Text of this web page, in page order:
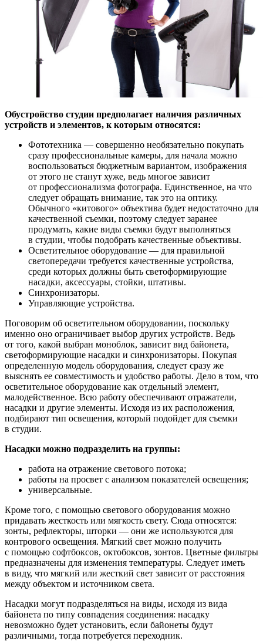
Обустройство студии предполагает наличия различных
устройств и элементов, к которым относятся:
Фототехника — совершенно необязательно покупать
сразу профессиональные камеры, для начала можно
воспользоваться бюджетным вариантом, изображения
от этого не станут хуже, ведь многое зависит
от профессионализма фотографа. Единственное, на что
следует обращать внимание, так это на оптику.
Обычного «китового» объектива будет недостаточно для
качественной съемки, поэтому следует заранее
продумать, какие виды съемки будут выполняться
в студии, чтобы подобрать качественные объективы.
Осветительное оборудование — для правильной
светопередачи требуется качественные устройства,
среди которых должны быть светоформирующие
насадки, аксессуары, стойки, штативы.
Синхронизаторы.
Управляющие устройства.
Поговорим об осветительном оборудовании, поскольку
именно оно ограничивает выбор других устройств. Ведь
от того, какой выбран моноблок, зависит вид байонета,
светоформирующие насадки и синхронизаторы. Покупая
определенную модель оборудования, следует сразу же
выяснять ее совместимость и удобство работы. Дело в том, что
осветительное оборудование как отдельный элемент,
малодейственное. Всю работу обеспечивают отражатели,
насадки и другие элементы. Исходя из их расположения,
подбирают тип освещения, который подойдет для съемки
в студии.
Насадки можно подразделить на группы:
работа на отражение светового потока;
работы на просвет с анализом показателей освещения;
универсальные.
Кроме того, с помощью светового оборудования можно
придавать жесткость или мягкость свету. Сюда относятся:
зонты, рефлекторы, шторки — они же используются для
контрового освещения. Мягкий свет можно получить
с помощью софтбоксов, октобоксов, зонтов. Цветные фильтры
предназначены для изменения температуры. Следует иметь
в виду, что мягкий или жесткий свет зависит от расстояния
между объектом и источником света.
Насадки могут подразделяться на виды, исходя из вида
байонета по типу совпадения соединения: насадку
невозможно будет установить, если байонеты будут
различными, тогда потребуется переходник.